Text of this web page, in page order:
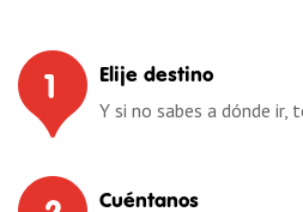
1 Elije destino
Y si no sabes a dónde ir,
Cuéntanos